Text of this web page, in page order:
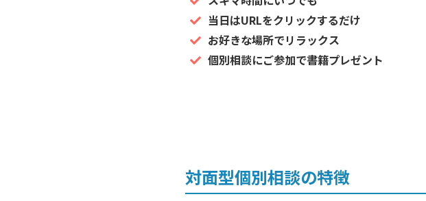
当日はURLをクリックするだけ
お好きな場所でリラックス
個別相談にご参加で書籍プレゼント
対面型個別相談の特徴